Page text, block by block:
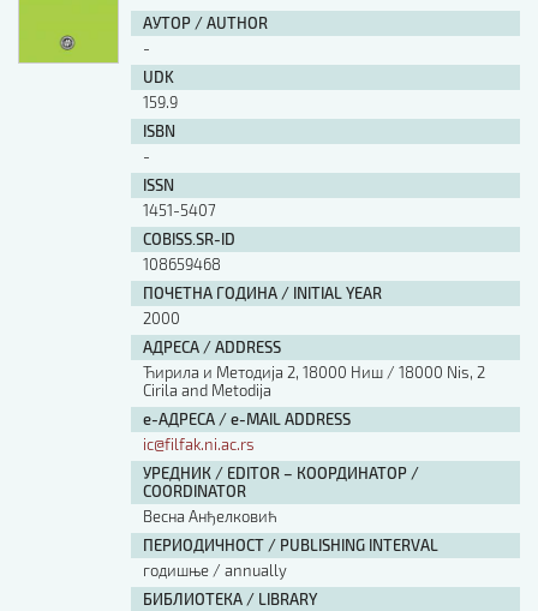
АУТОР / AUTHOR
-
UDK
159.9
ISBN
-
ISSN
1451-5407
COBISS.SR-ID
108659468
ПОЧЕТНА ГОДИНА / INITIAL YEAR
2000
АДРЕСА / ADDRESS
Ћирила и Методија 2, 18000 Ниш / 18000 Nis, 2
Cirila and Metodija
е-АДРЕСА / e-MAIL ADDRESS
ic@filfak.ni.ac.rs
УРЕДНИК / EDITOR – КООРДИНАТОР /
COORDINATOR
Весна Анђелковић
ПЕРИОДИЧНОСТ / PUBLISHING INTERVAL
годишње / annually
БИБЛИОТЕКА / LIBRARY